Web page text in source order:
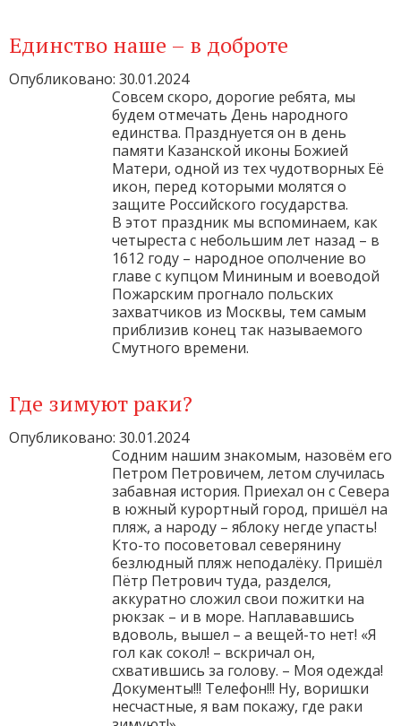
Единство наше – в доброте
Опубликовано: 30.01.2024
Совсем скоро, дорогие ребята, мы
будем отмечать День народного
единства. Празднуется он в день
памяти Казанской иконы Божией
Матери, одной из тех чудотворных Её
икон, перед которыми молятся о
защите Российского государства.
В этот праздник мы вспоминаем, как
четыреста с небольшим лет назад – в
1612 году – народное ополчение во
главе с купцом Мининым и воеводой
Пожарским прогнало польских
захватчиков из Москвы, тем самым
приблизив конец так называемого
Смутного времени.
Где зимуют раки?
Опубликовано: 30.01.2024
Содним нашим знакомым, назовём его
Петром Петровичем, летом случилась
забавная история. Приехал он с Севера
в южный курортный город, пришёл на
пляж, а народу – яблоку негде упасть!
Кто-то посоветовал северянину
безлюдный пляж неподалёку. Пришёл
Пётр Петрович туда, разделся,
аккуратно сложил свои пожитки на
рюкзак – и в море. Наплававшись
вдоволь, вышел – а вещей-то нет! «Я
гол как сокол! – вскричал он,
схватившись за голову. – Моя одежда!
Документы!!! Телефон!!! Ну, воришки
несчастные, я вам покажу, где раки